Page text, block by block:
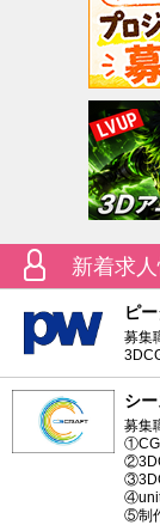
新着求
ピ
募集
シ
募集
①CG
⑤制